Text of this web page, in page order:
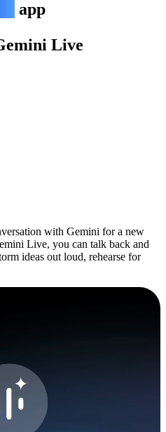
app
Live
with Gemini for a new
Live, you can talk back and
ideas out loud, rehearse for